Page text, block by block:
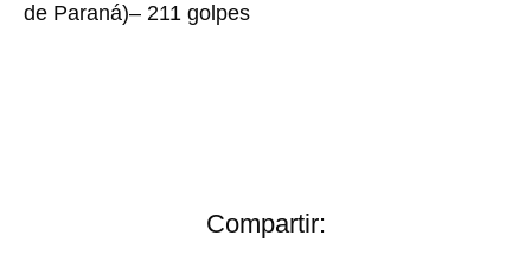
de Paraná)– 211 golpes
Compartir: